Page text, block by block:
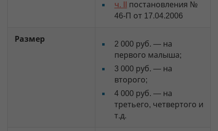
ч. II
постановления №
46-П от 17.04.2006
Размер
2 000 руб. — на
первого малыша;
3 000 руб. — на
второго;
4 000 руб. — на
третьего, четвертого и
т.д.